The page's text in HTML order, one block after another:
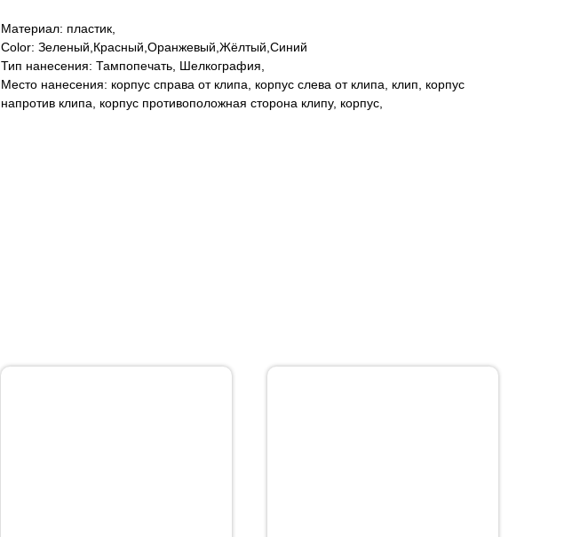
Материал: пластик,
Color: Зеленый,Красный,Оранжевый,Жёлтый,Синий
Тип нанесения: Тампопечать, Шелкография,
Место нанесения: корпус справа от клипа, корпус слева от клипа, клип, корпус
напротив клипа, корпус противоположная сторона клипу, корпус,